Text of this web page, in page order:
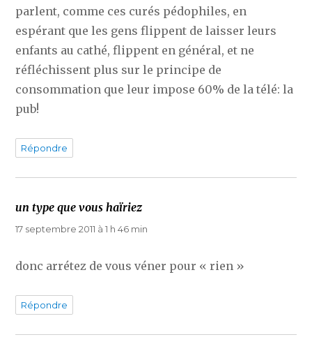
parlent, comme ces curés pédophiles, en
espérant que les gens flippent de laisser leurs
enfants au cathé, flippent en général, et ne
réfléchissent plus sur le principe de
consommation que leur impose 60% de la télé: la
pub!
Répondre
un type que vous haïriezdit :
17 septembre 2011 à 1 h 46 min
donc arrétez de vous véner pour « rien »
Répondre